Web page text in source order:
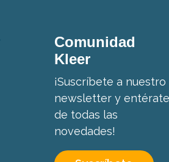
Comunidad
Kleer
¡Suscríbete a nuestro
newsletter y entérate
de todas las
novedades!